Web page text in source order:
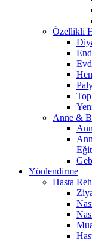
Özellikli
Anne &
Yönlendirme
Hasta